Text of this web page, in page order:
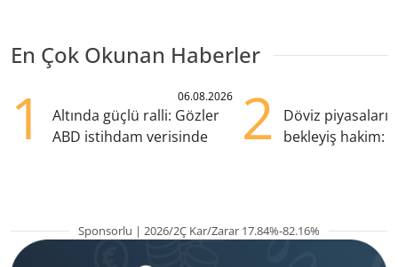
En Çok Okunan Haberler
1 06.08.2026
Altında güçlü ralli: Gözler
ABD istihdam verisinde
2
Döviz
bekleyiş hakim:
Sponsorlu | 2026/2Ç Kar/Zarar 17.84%-82.16%